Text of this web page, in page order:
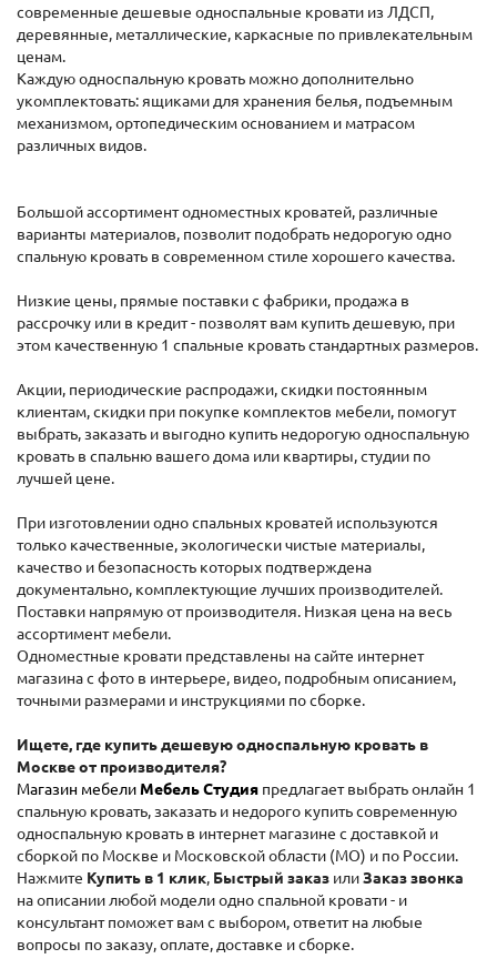
современные дешевые односпальные кровати из ЛДСП,
деревянные, металлические, каркасные по привлекательным
ценам.
Каждую односпальную кровать можно дополнительно
укомплектовать: ящиками для хранения белья, подъемным
механизмом, ортопедическим основанием и матрасом
различных видов.
Большой ассортимент одноместных кроватей, различные
варианты материалов, позволит подобрать недорогую одно
спальную кровать в современном стиле хорошего качества.
Низкие цены, прямые поставки с фабрики, продажа в
рассрочку или в кредит - позволят вам купить дешевую, при
этом качественную 1 спальные кровать стандартных размеров.
Акции, периодические распродажи, скидки постоянным
клиентам, скидки при покупке комплектов мебели, помогут
выбрать, заказать и выгодно купить недорогую односпальную
кровать в спальню вашего дома или квартиры, студии по
лучшей цене.
При изготовлении одно спальных кроватей используются
только качественные, экологически чистые материалы,
качество и безопасность которых подтверждена
документально, комплектующие лучших производителей.
Поставки напрямую от производителя. Низкая цена на весь
ассортимент мебели.
Одноместные кровати представлены на сайте интернет
магазина с фото в интерьере, видео, подробным описанием,
точными размерами и инструкциями по сборке.
Ищете, где купить дешевую односпальную кровать в
Москве от производителя?
Магазин мебели Мебель Студия предлагает выбрать онлайн 1
спальную кровать, заказать и недорого купить современную
односпальную кровать в интернет магазине с доставкой и
сборкой по Москве и Московской области (МО) и по России.
Нажмите Купить в 1 клик, Быстрый заказ илиЗаказ звонка
на описании любой модели одно спальной кровати - и
консультант поможет вам с выбором, ответит на любые
вопросы по заказу, оплате, доставке и сборке.